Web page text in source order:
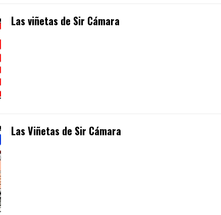
Las viñetas de Sir Cámara
Las Viñetas de Sir Cámara